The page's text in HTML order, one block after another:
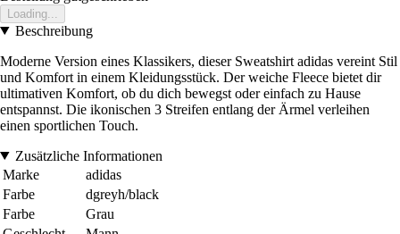
Loading...
Beschreibung
Moderne Version eines Klassikers, dieser Sweatshirt adidas vereint Stil
und Komfort in einem Kleidungsstück. Der weiche Fleece bietet dir
ultimativen Komfort, ob du dich bewegst oder einfach zu Hause
entspannst. Die ikonischen 3 Streifen entlang der Ärmel verleihen
einen sportlichen Touch.
Zusätzliche Informationen
Marke
adidas
Farbe
dgreyh/black
Farbe
Grau